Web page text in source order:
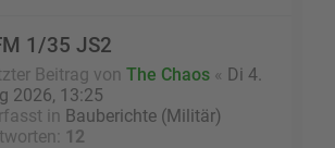
1/35 JS2
Beitrag von The Chaos « Di 4.
2026, 13:25
in Bauberichte (Militär)
12